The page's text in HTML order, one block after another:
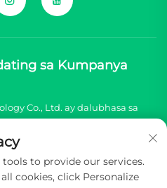
sa Kumpanya
Co., Ltd. ay dalubhasa sa
China (NEV).
to provide our services.
cookies, click Personalize